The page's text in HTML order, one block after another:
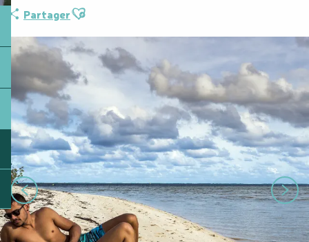
PartagerAjouter aux favoris